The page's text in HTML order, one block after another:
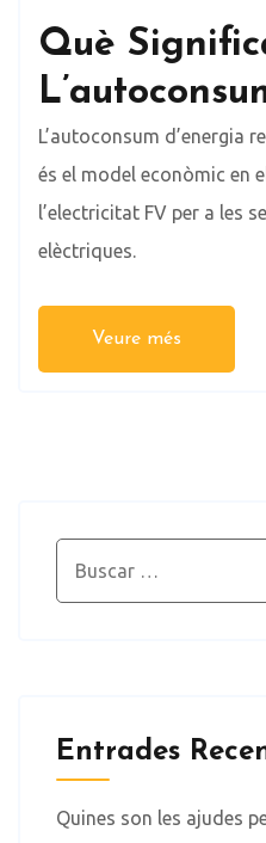
Què
L’autoconsum d’energia
és el model econòmic en
l’electricitat FV per a les
elèctriques.
Veure més
Entrades
Quines son les ajudes